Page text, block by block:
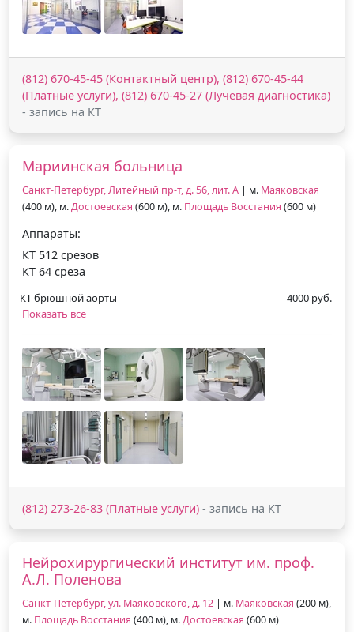
(812) 670-45-45 (Контактный центр), (812) 670-45-44
(Платные услуги), (812) 670-45-27 (Лучевая диагностика)
- запись на КТ
Мариинская больница
Санкт-Петербург, Литейный пр-т, д. 56, лит. А | м. Маяковская
(400 м), м.Достоевская (600 м), м. Площадь Восстания (600 м)
Аппараты:
КТ 512 срезов
КТ 64 среза
КТ брюшной аорты
4000 руб.
Показать все
(812) 273-26-83 (Платные услуги) - запись на КТ
Нейрохирургический институт им. проф.
А.Л. Поленова
Санкт-Петербург, ул. Маяковского, д. 12 | м. Маяковская (200 м),
м. Площадь Восстания (400 м), м.Достоевская (600 м)